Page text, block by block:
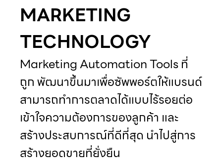
MARKETING
TECHNOLOGY
Marketing Automation Tools ที่
ถูก พัฒนาขึ้นมาเพื่อซัพพอร์ตให้แบรนด์
สามารถทำการตลาดได้แบบไร้รอยต่อ
เข้าใจความต้องการของลูกค้า และ
สร้างประสบการณ์ที่ดีที่สุด นำไปสู่การ
สร้างยอดขายที่ยั่งยืน